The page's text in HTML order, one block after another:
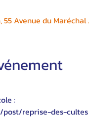
55 Avenue du
:
post/reprise-des-cultes